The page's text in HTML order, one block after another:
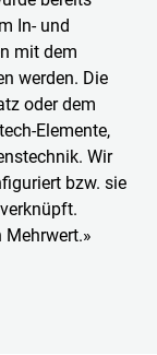
In- und
mit dem
werden. Die
oder dem
Elemente,
Wir
bzw. sie